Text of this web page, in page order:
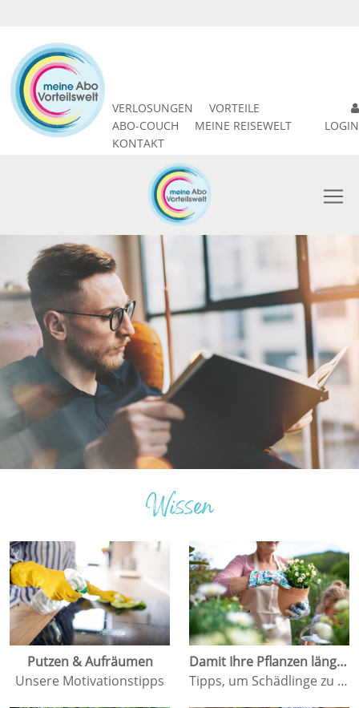
VERLOSUNGEN
VORTEILE
ABO-COUCH
MEINE REISEWELT
KONTAKT
LOGIN
Wissen
Putzen & Aufräumen
Unsere Motivationstipps
Damit Ihre Pflanzen länger leben
Tipps, um Schädlinge zu vermeiden